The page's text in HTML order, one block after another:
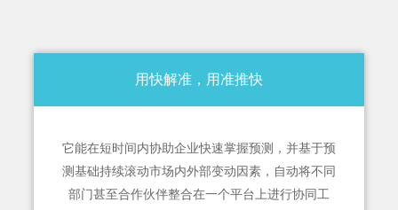
用快解准，用准推快
它能在短时间内协助企业快速掌握预测，并基于预
测基础持续滚动市场内外部变动因素，自动将不同
部门甚至合作伙伴整合在一个平台上进行协同工